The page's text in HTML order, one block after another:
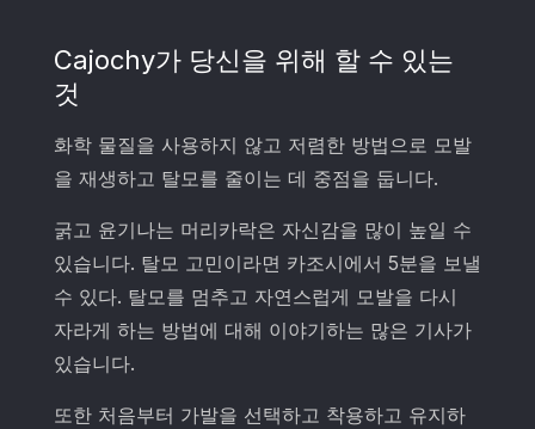
Cajochy가 당신을 위해 할 수 있는
것
화학 물질을 사용하지 않고 저렴한 방법으로 모발
을 재생하고 탈모를 줄이는 데 중점을 둡니다.
굵고 윤기나는 머리카락은 자신감을 많이 높일 수
있습니다. 탈모 고민이라면 카조시에서 5분을 보낼
수 있다. 탈모를 멈추고 자연스럽게 모발을 다시
자라게 하는 방법에 대해 이야기하는 많은 기사가
있습니다.
또한 처음부터 가발을 선택하고 착용하고 유지하